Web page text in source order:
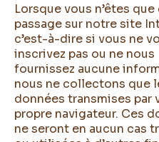
Lorsque vous n’êtes que
passage sur notre site
c’est-à-dire si vous ne
inscrivez pas ou ne nous
fournissez aucune
nous ne collectons que
données transmises par
propre navigateur. Ces
ne seront en aucun cas